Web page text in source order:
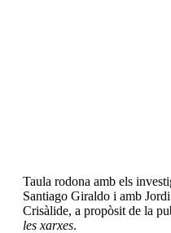
Taula rodona amb els
Santiago Giraldo i amb
Crisàlide, a propòsit de la
les xarxes.